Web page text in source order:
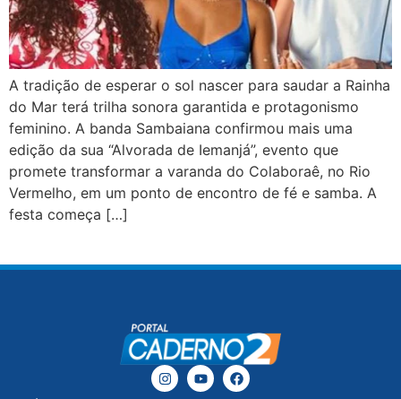
A tradição de esperar o sol nascer para saudar a Rainha
do Mar terá trilha sonora garantida e protagonismo
feminino. A banda Sambaiana confirmou mais uma
edição da sua “Alvorada de Iemanjá”, evento que
promete transformar a varanda do Colaboraê, no Rio
Vermelho, em um ponto de encontro de fé e samba. A
festa começa […]